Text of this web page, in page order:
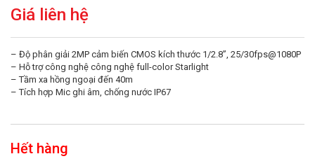
Giá liên hệ
– Độ phân giải 2MP cảm biến CMOS kích thước 1/2.8”, 25/30fps@1080P
– Hỗ trợ công nghệ công nghệ full-color Starlight
– Tầm xa hồng ngoại đến 40m
– Tích hợp Mic ghi âm, chống nước IP67
Hết hàng